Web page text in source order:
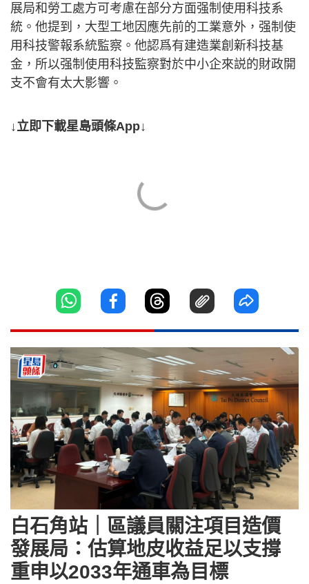
展局和勞工處方可考慮在部分方面强制使用科技系
統。他提到，大型工地因應先前的工業意外，强制使
用科技警報系統監察。他認爲有建造業創新科技基
金，所以强制使用科技監察對於中小企來説的財政開
支不會有太大影響。
↓立即下載星島頭條App↓
白石角站｜區議員關注項目造價
發展局：估算地皮收益足以支撐
重申以2033年通車為目標